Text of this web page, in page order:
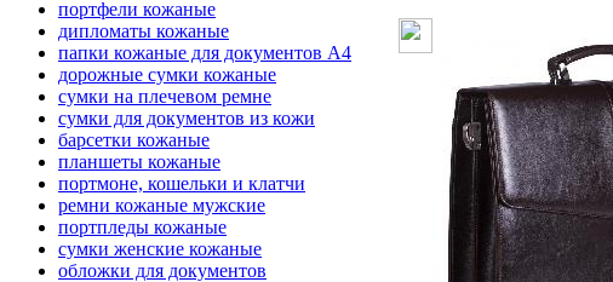
портфели кожаные
дипломаты кожаные
папки кожаные для документов А4
дорожные сумки кожаные
сумки на плечевом ремне
сумки для документов из кожи
барсетки кожаные
планшеты кожаные
портмоне, кошельки и клатчи
ремни кожаные мужские
портпледы кожаные
сумки женские кожаные
обложки для документов